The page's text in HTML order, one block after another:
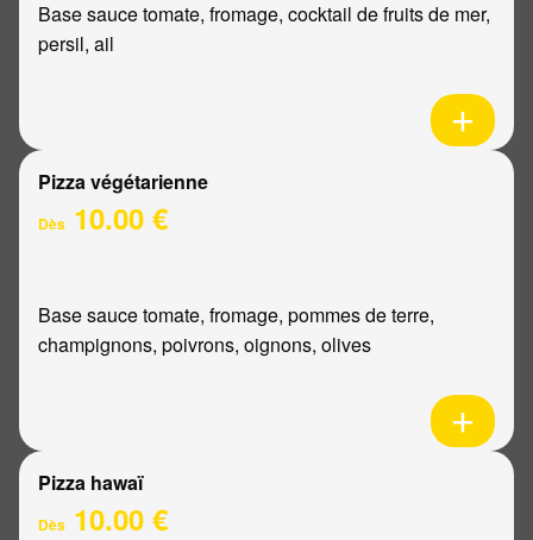
Base sauce tomate, fromage, cocktail de fruits de mer,
persil, ail
Pizza végétarienne
Dès 10.00 €
Base sauce tomate, fromage, pommes de terre,
champignons, poivrons, oignons, olives
Pizza hawaï
Dès 10.00 €